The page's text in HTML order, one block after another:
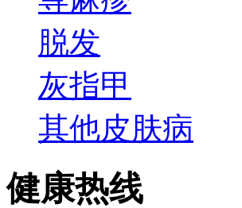
脱发
灰指甲
其他皮肤病
健康热线